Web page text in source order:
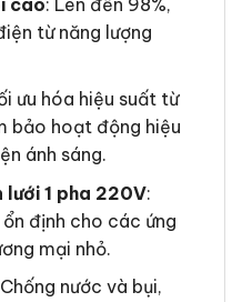
cao: Lên đến 98%,
từ năng lượng
ưu hóa hiệu suất từ
bảo hoạt động hiệu
ánh sáng.
1 pha 220V:
định cho các ứng
mại nhỏ.
nước và bụi,